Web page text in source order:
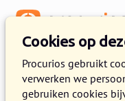
Cookies op
Procurios gebruikt
verwerken we
gebruiken cookies
Release
12 NOVEMBER 2024 5